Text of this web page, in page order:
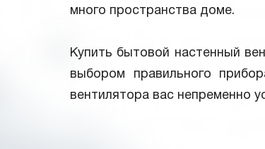
много пространства доме.
Купить бытовой настенный
выбором правильного
вентилятора вас непременно